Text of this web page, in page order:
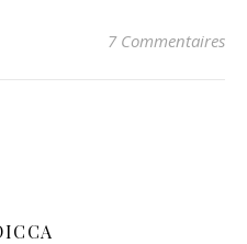
7 Commentaires